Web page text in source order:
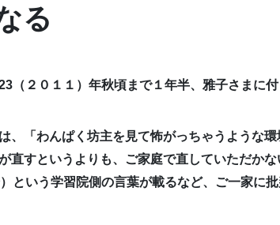
る
（２０１１）年秋頃まで１年半、雅子さまに付
、「わんぱく坊主を見て怖がっちゃうような環
直すというよりも、ご家庭で直していただか
という学習院側の言葉が載るなど、ご一家に